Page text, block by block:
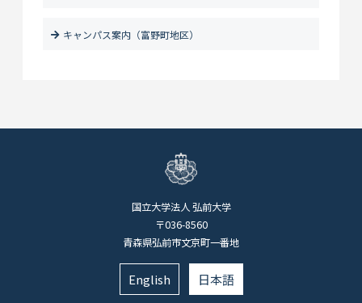
キャンパス案内（富野町地区）
国立大学法人 弘前大学
〒036-8560
青森県弘前市文京町一番地
English 日本語